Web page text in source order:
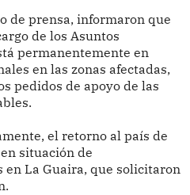
de prensa, informaron que
de los Asuntos
permanentemente en
en las zonas afectadas,
pedidos de apoyo de las
el retorno al país de
situación de
La Guaira, que solicitaron